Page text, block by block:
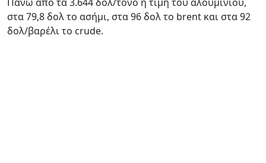
στα 79,8 δολ το ασήμι, στα 96 δολ το brent και στα 92
δολ/βαρέλι το crude.